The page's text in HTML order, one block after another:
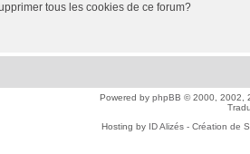
tous les cookies de ce forum?
Powered by phpBB © 2000, 2002,
Hosting by ID Alizés - Création de